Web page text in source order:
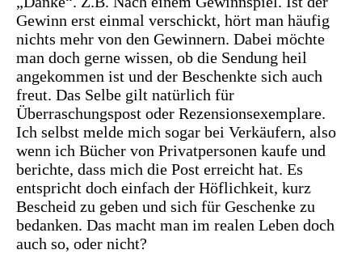
Gewinn erst einmal verschickt, hört man häufig
nichts mehr von den Gewinnern. Dabei möchte
man doch gerne wissen, ob die Sendung heil
angekommen ist und der Beschenkte sich auch
freut. Das Selbe gilt natürlich für
Überraschungspost oder Rezensionsexemplare.
Ich selbst melde mich sogar bei Verkäufern, also
wenn ich Bücher von Privatpersonen kaufe und
berichte, dass mich die Post erreicht hat. Es
entspricht doch einfach der Höflichkeit, kurz
Bescheid zu geben und sich für Geschenke zu
bedanken. Das macht man im realen Leben doch
auch so, oder nicht?